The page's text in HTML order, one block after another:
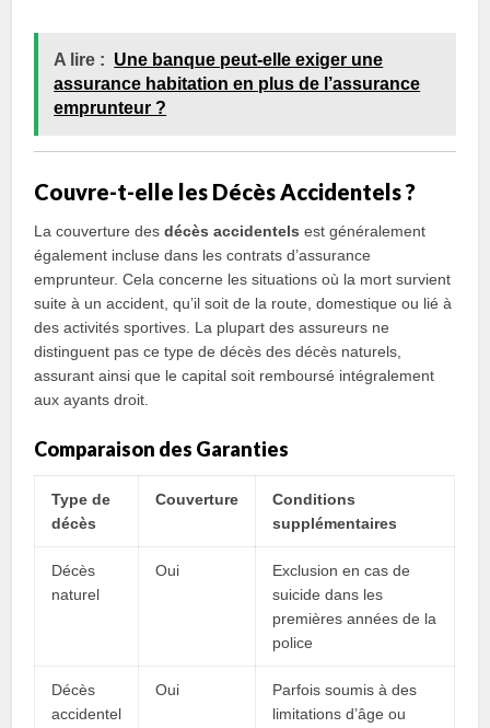
A lire : Une banque peut-elle exiger une
assurance habitation en plus de l’assurance
emprunteur ?
Couvre-t-elle les Décès Accidentels ?
La couverture desdécès accidentels est généralement
également incluse dans les contrats d’assurance
emprunteur. Cela concerne les situations où la mort survient
suite à un accident, qu’il soit de la route, domestique ou lié à
des activités sportives. La plupart des assureurs ne
distinguent pas ce type de décès des décès naturels,
assurant ainsi que le capital soit remboursé intégralement
aux ayants droit.
Comparaison des Garanties
Type de
décès
Couverture
Conditions
supplémentaires
Décès
naturel
Oui
Exclusion en cas de
suicide dans les
premières années de la
police
Décès
accidentel
Oui
Parfois soumis à des
limitations d’âge ou